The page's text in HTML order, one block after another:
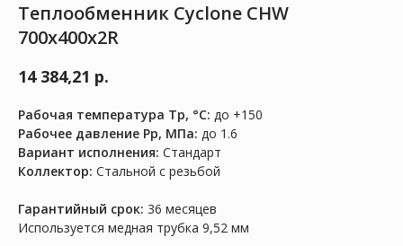
Теплообменник Cyclone CHW
700x400x2R
14 384,21 р.
Рабочая температура Тр, °C: до +150
Рабочее давление Рр, МПа: до 1.6
Вариант исполнения: Стандарт
Коллектор: Стальной с резьбой
Гарантийный срок: 36 месяцев
Используется медная трубка 9,52 мм